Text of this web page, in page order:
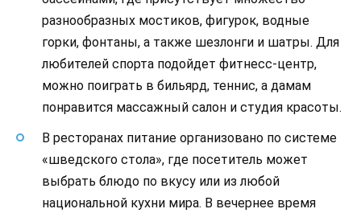
разнообразных мостиков, фигурок, водные
горки, фонтаны, а также шезлонги и шатры. Для
любителей спорта подойдет фитнесс-центр,
можно поиграть в бильярд, теннис, а дамам
понравится массажный салон и студия красоты.
В ресторанах питание организовано по системе
«шведского стола», где посетитель может
выбрать блюдо по вкусу или из любой
национальной кухни мира. В вечернее время